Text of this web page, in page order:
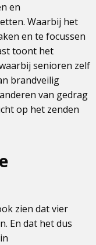
en
Waarbij het
en te focussen
toont het
senioren zelf
brandveilig
van gedrag
op het zenden
zien dat vier
En dat het dus